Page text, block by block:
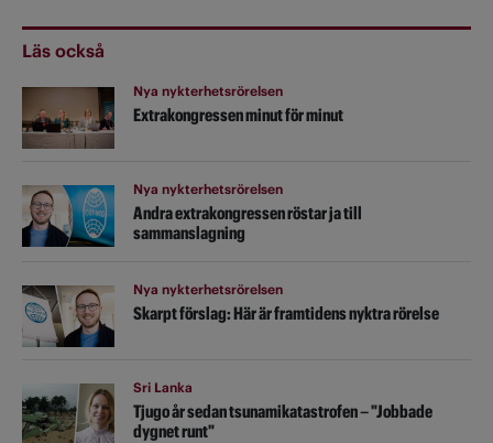
Läs också
Nya nykterhetsrörelsen
Extrakongressen minut för minut
Nya nykterhetsrörelsen
Andra extrakongressen röstar ja till
sammanslagning
Nya nykterhetsrörelsen
Skarpt förslag: Här är framtidens nyktra rörelse
Sri Lanka
Tjugo år sedan tsunamikatastrofen – "Jobbade
dygnet runt"